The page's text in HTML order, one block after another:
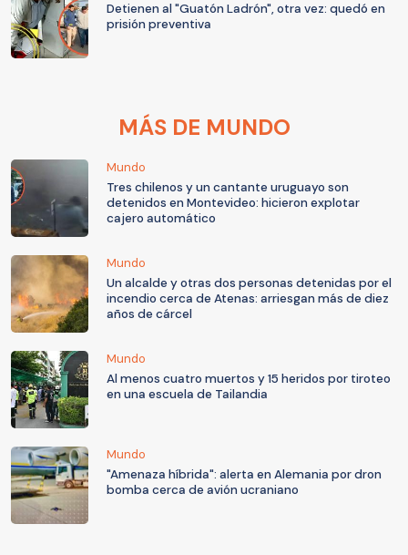
Detienen al "Guatón Ladrón", otra vez: quedó en
prisión preventiva
MÁS DE MUNDO
Mundo
Tres chilenos y un cantante uruguayo son
detenidos en Montevideo: hicieron explotar
cajero automático
Mundo
Un alcalde y otras dos personas detenidas por el
incendio cerca de Atenas: arriesgan más de diez
años de cárcel
Mundo
Al menos cuatro muertos y 15 heridos por tiroteo
en una escuela de Tailandia
Mundo
"Amenaza híbrida": alerta en Alemania por dron
bomba cerca de avión ucraniano